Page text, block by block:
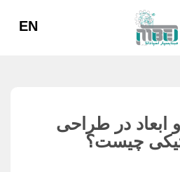
EN
در طراحی
چیست؟